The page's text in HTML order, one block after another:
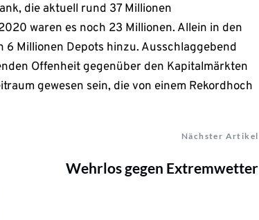
die aktuell rund 37 Millionen
waren es noch 23 Millionen. Allein in den
Millionen Depots hinzu. Ausschlaggebend
Offenheit gegenüber den Kapitalmärkten
gewesen sein, die von einem Rekordhoch
Nächster Artikel
Wehrlos gegen Extremwetter